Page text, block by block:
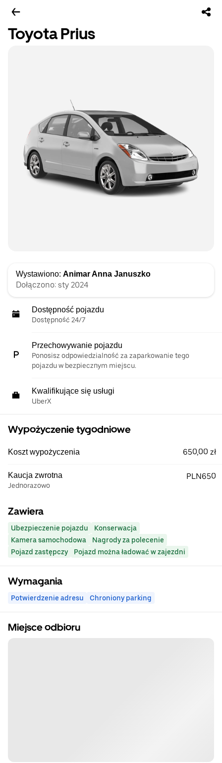
Toyota Prius
Wystawiono: Animar Anna Januszko
Dołączono: sty 2024
Dostępność pojazdu
Dostępność 24/7
Przechowywanie pojazdu
Ponosisz odpowiedzialność za zaparkowanie tego
pojazdu w bezpiecznym miejscu.
Kwalifikujące się usługi
UberX
Wypożyczenie tygodniowe
Koszt wypożyczenia 650,00 zł
Kaucja zwrotna
Jednorazowo
PLN650
Zawiera
Ubezpieczenie pojazdu
Konserwacja
Kamera samochodowa
Nagrody za polecenie
Pojazd zastępczy
Pojazd można ładować w zajezdni
Wymagania
Potwierdzenie adresu Chroniony parking
Miejsce odbioru